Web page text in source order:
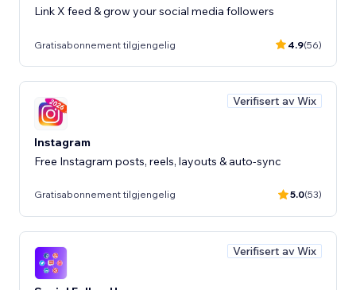
Link X feed & grow your social media followers
Gratisabonnement tilgjengelig 4.9(56)
Verifisert av Wix
Instagram
Free Instagram posts, reels, layouts & auto-sync
Gratisabonnement tilgjengelig 5.0(53)
Verifisert av Wix